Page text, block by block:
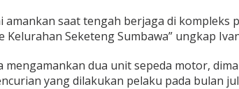
amankan saat tengah berjaga di kompleks
Kelurahan Seketeng Sumbawa” ungkap
mengamankan dua unit sepeda motor,
yang dilakukan pelaku pada bulan